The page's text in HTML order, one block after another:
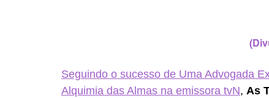
Seguindo o sucesso de Uma Advogada
Alquimia das Almas na emissora tvN, As